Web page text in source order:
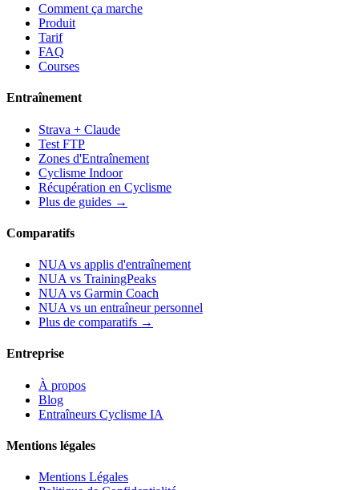
Comment ça marche
Produit
Tarif
FAQ
Courses
Entraînement
Strava + Claude
Test FTP
Zones d'Entraînement
Cyclisme Indoor
Récupération en Cyclisme
Plus de guides →
Comparatifs
NUA vs applis d'entraînement
NUA vs TrainingPeaks
NUA vs Garmin Coach
NUA vs un entraîneur personnel
Plus de comparatifs →
Entreprise
À propos
Blog
Entraîneurs Cyclisme IA
Mentions légales
Mentions Légales